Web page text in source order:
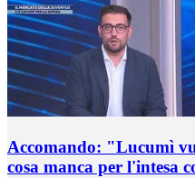
Accomando: "Lucumì
cosa manca per l'intesa